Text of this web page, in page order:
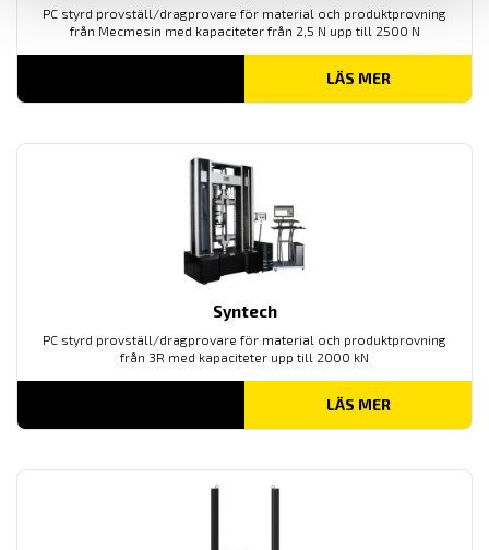
PC styrd provställ/dragprovare för material och produktprovning
från Mecmesin med kapaciteter från 2,5 N upp till 2500 N
LÄS MER
Syntech
PC styrd provställ/dragprovare för material och produktprovning
från 3R med kapaciteter upp till 2000 kN
LÄS MER